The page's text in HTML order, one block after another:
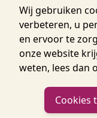
Wij gebruiken
verbeteren, u
en ervoor te
onze website
weten, lees dan
Cookies
Speciale prijs
€ 14,19
€ 11,73
Normale prijs: €